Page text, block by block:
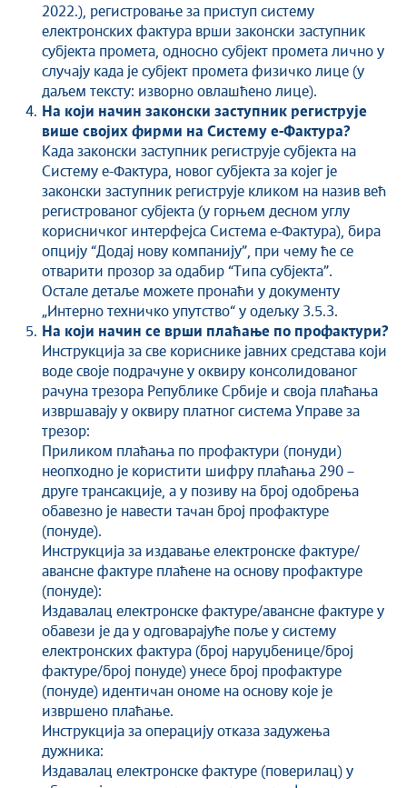
2022.), регистровање за приступ систему
електронских фактура врши законски заступник
субјекта промета, односно субјект промета лично у
случају када је субјект промета физичко лице (у
даљем тексту: изворно овлашћено лице).
На који начин законски заступник региструје
више својих фирми на Систему е-Фактура?
Када законски заступник региструје субјекта на
Систему е-Фактура, новог субјекта за којег је
законски заступник региструје кликом на назив већ
регистрованог субјекта (у горњем десном углу
корисничког интерфејса Система е-Фактура), бира
опцију “Додај нову компанију”, при чему ће се
отварити прозор за одабир “Типа субјекта”.
Остале детаље можете пронаћи у документу
„Интерно техничко упутство“ у одељку 3.5.3.
На који начин се врши плаћање по профактури?
Инструкција за све кориснике јавних средстава који
воде своје подрачуне у оквиру консолидованог
рачуна трезора Републике Србије и своја плаћања
извршавају у оквиру платног система Управе за
трезор:
Приликом плаћања по профактури (понуди)
неопходно је користити шифру плаћања 290 –
друге трансакције, а у позиву на број одобрења
обавезно је навести тачан број профактуре
(понуде).
Инструкција за издавање електронске фактуре/
авансне фактуре плаћене на основу профактуре
(понуде):
Издавалац електронске фактуре/авансне фактуре у
обавези је да у одговарајуће поље у систему
електронских фактура (број наруџбенице/број
фактуре/број понуде) унесе број профактуре
(понуде) идентичан ономе на основу које је
извршено плаћање.
Инструкција за операцију отказа задужења
дужника:
Издавалац електронске фактуре (поверилац) у